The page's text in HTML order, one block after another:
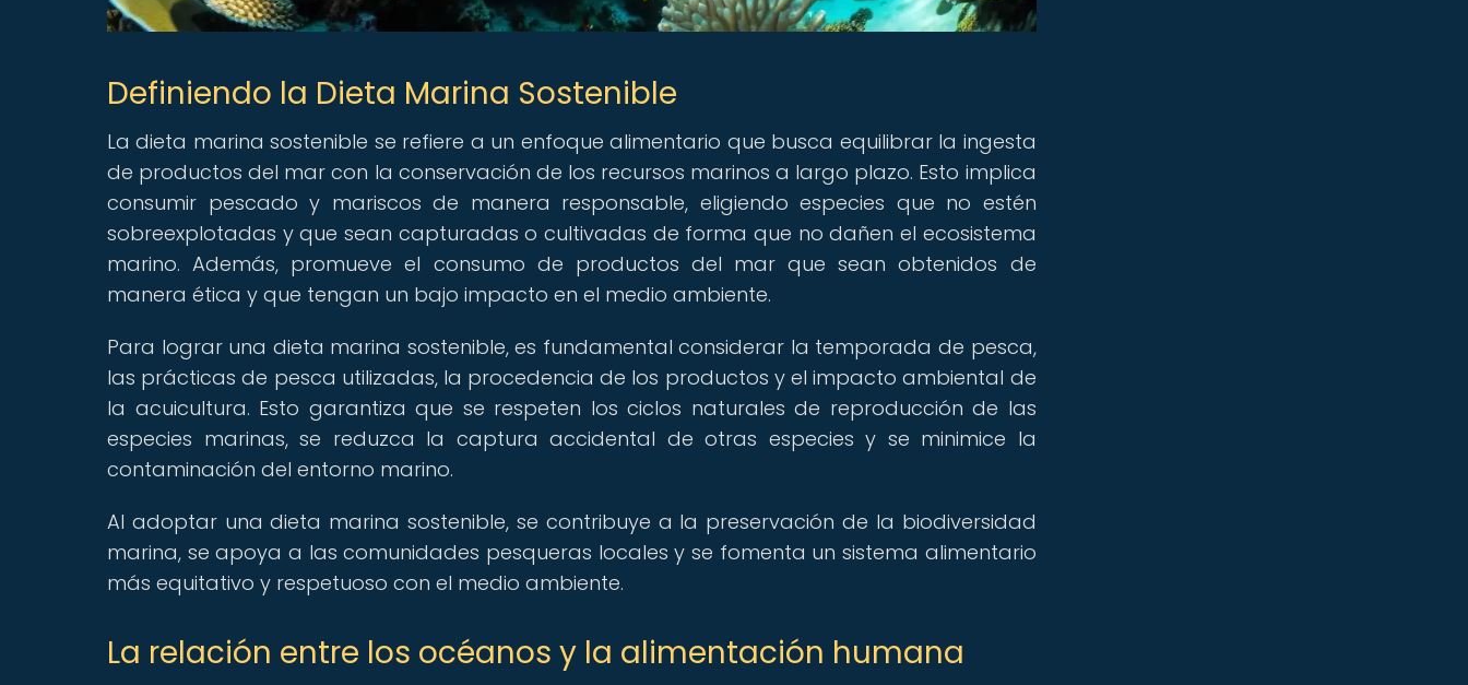
Definiendo la Dieta Marina Sostenible
La dieta marina sostenible se refiere a un enfoque alimentario que busca equilibrar la ingesta
de productos del mar con la conservación de los recursos marinos a largo plazo. Esto implica
consumir pescado y mariscos de manera responsable, eligiendo especies que no estén
sobreexplotadas y que sean capturadas o cultivadas de forma que no dañen el ecosistema
marino. Además, promueve el consumo de productos del mar que sean obtenidos de
manera ética y que tengan un bajo impacto en el medio ambiente.
Para lograr una dieta marina sostenible, es fundamental considerar la temporada de pesca,
las prácticas de pesca utilizadas, la procedencia de los productos y el impacto ambiental de
la acuicultura. Esto garantiza que se respeten los ciclos naturales de reproducción de las
especies marinas, se reduzca la captura accidental de otras especies y se minimice la
contaminación del entorno marino.
Al adoptar una dieta marina sostenible, se contribuye a la preservación de la biodiversidad
marina, se apoya a las comunidades pesqueras locales y se fomenta un sistema alimentario
más equitativo y respetuoso con el medio ambiente.
La relación entre los océanos y la alimentación humana